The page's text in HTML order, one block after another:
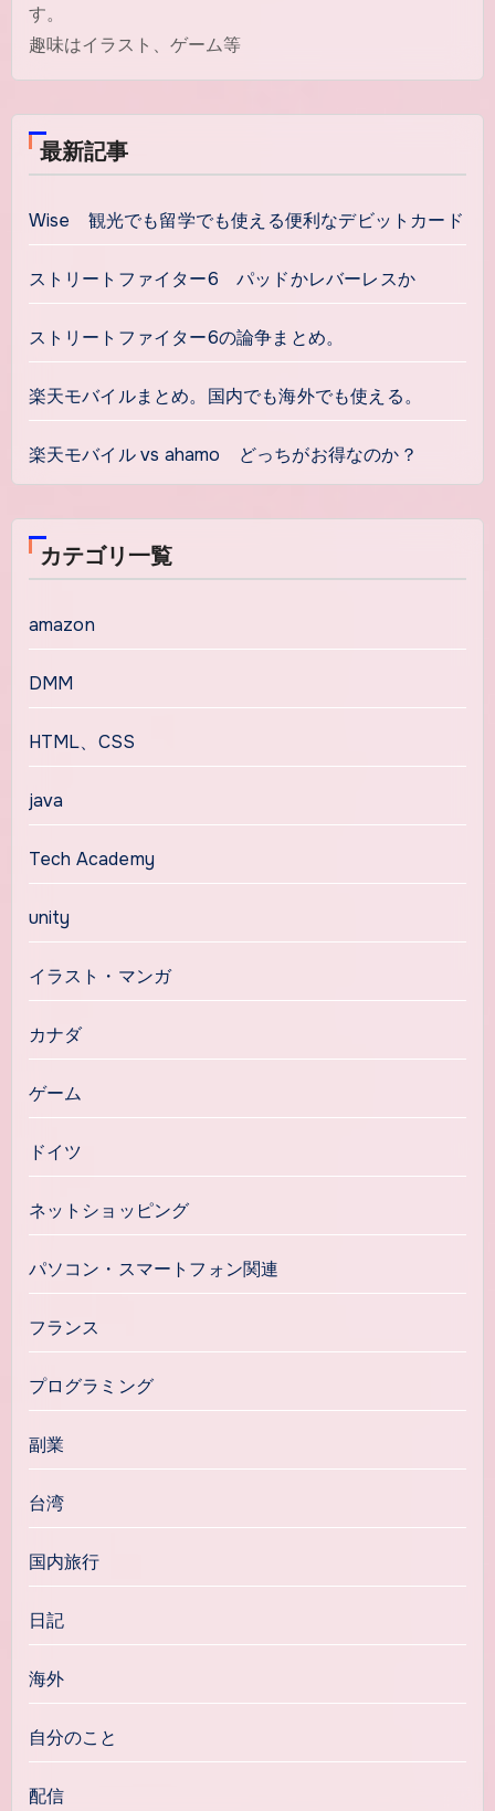
す。
趣味はイラスト、ゲーム等
最新記事
Wise 観光でも留学でも使える便利なデビットカード
ストリートファイター6 パッドかレバーレスか
ストリートファイター6の論争まとめ。
楽天モバイルまとめ。国内でも海外でも使える。
楽天モバイル vs ahamo どっちがお得なのか？
カテゴリ一覧
amazon
DMM
HTML、CSS
java
Tech Academy
unity
イラスト・マンガ
カナダ
ゲーム
ドイツ
ネットショッピング
パソコン・スマートフォン関連
フランス
プログラミング
副業
台湾
国内旅行
日記
海外
自分のこと
配信